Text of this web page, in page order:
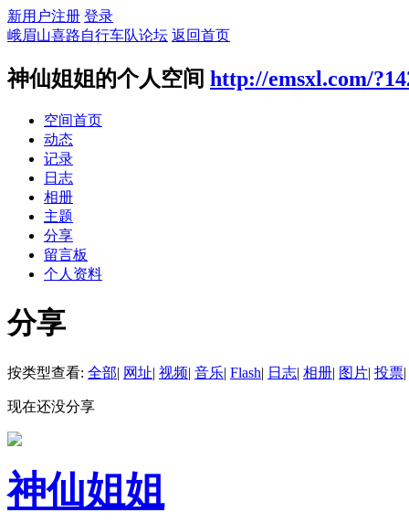
新用户注册 登录
峨眉山喜路自行车队论坛 返回首页
神仙姐姐的个人空间 http://emsxl.com/
空间首页
动态
记录
日志
相册
主题
分享
留言板
个人资料
分享
按类型查看: 全部| 网址| 视频| 音乐| Flash| 日志| 相册| 图片| 投票|
现在还没分享
神仙姐姐